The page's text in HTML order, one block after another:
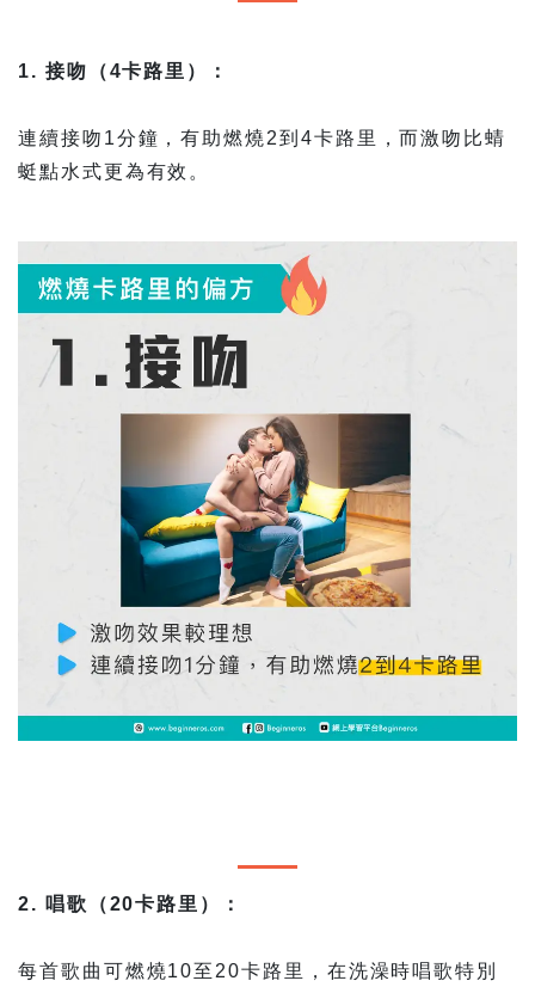
1. 接吻（4卡路里）：
連續接吻1分鐘，有助燃燒2到4卡路里，而激吻比蜻
蜓點水式更為有效。
2. 唱歌（20卡路里）：
每首歌曲可燃燒10至20卡路里，在洗澡時唱歌特別